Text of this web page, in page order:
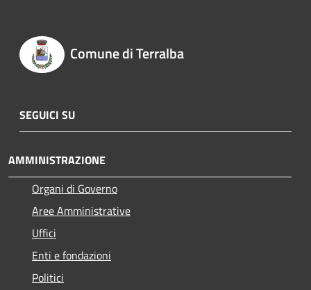
Comune di Terralba
SEGUICI SU
AMMINISTRAZIONE
Organi di Governo
Aree Amministrative
Uffici
Enti e fondazioni
Politici